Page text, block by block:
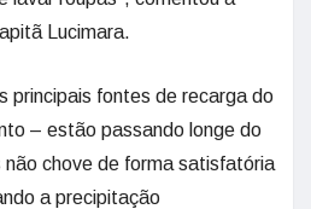
Lucimara.
principais fontes de recarga do
– estão passando longe do
não chove de forma satisfatória
a precipitação